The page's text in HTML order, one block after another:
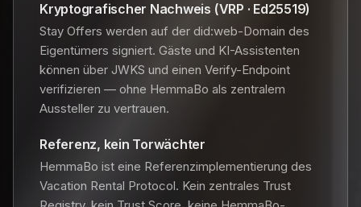
Kryptografischer Nachweis (VRP · Ed25519)
Stay Offers werden auf der did:web-Domain des
Eigentümers signiert. Gäste und KI-Assistenten
können über JWKS und einen Verify-Endpoint
verifizieren — ohne HemmaBo als zentralem
Aussteller zu vertrauen.
Referenz, kein Torwächter
HemmaBo ist eine Referenzimplementierung des
Vacation Rental Protocol. Kein zentrales Trust